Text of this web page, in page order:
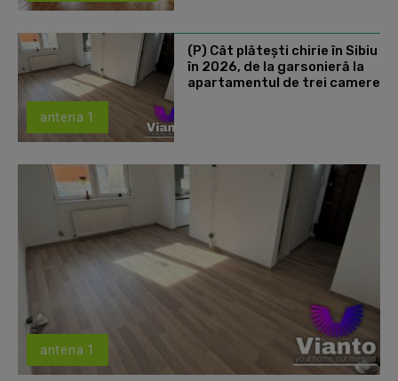
antena 1
(P) Cât plătești chirie în Sibiu
în 2026, de la garsonieră la
apartamentul de trei camere
antena 1